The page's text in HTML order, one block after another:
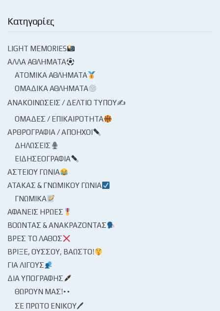
Κατηγορίες
LIGHT MEMORIES
ΆΛΛΑ ΑΘΛΉΜΑΤΑ
ΑΤΟΜΙΚΆ ΑΘΛΉΜΑΤΑ
ΟΜΑΔΙΚΆ ΑΘΛΉΜΑΤΑ
ΑΝΑΚΟΙΝΏΣΕΙΣ / ΔΕΛΤΊΟ ΤΎΠΟΥ✍
ΟΜΆΔΕΣ / ΕΠΙΚΑΙΡΌΤΗΤΑ
ΑΡΘΡΟΓΡΑΦΊΑ / ΑΠΌΗΧΟΙ
ΔΗΛΏΣΕΙΣ
ΕΙΔΗΣΕΟΓΡΑΦΊΑ
ΑΣΤΕΊΟΥ ΓΩΝΊΑ
ΑΤΆΚΑΣ & ΓΝΩΜΙΚΟΎ ΓΩΝΊΑ
ΓΝΩΜΙΚΆ
ΑΦΑΝΕΊΣ ΉΡΩΕΣ
ΒΟΏΝΤΑΣ & ΑΝΑΚΡΆΖΟΝΤΑΣ
ΒΡΕΣ ΤΟ ΛΆΘΟΣ
ΒΡΊΞΕ, ΟΎΣΣΟΥ, ΒΆΩΣΤΟ!
ΓΙΑ ΛΊΓΟΥΣ
ΔΙΑ ΥΠΟΓΡΑΦΉΣ
ΘΩΡΟΎΝ ΜΑΣ!
ΣΕ ΠΡΏΤΟ ΕΝΙΚΟΎ🖊